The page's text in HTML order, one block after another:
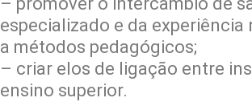
especializado e da
a métodos pedagógicos;
– criar elos de ligação entre
ensino superior.